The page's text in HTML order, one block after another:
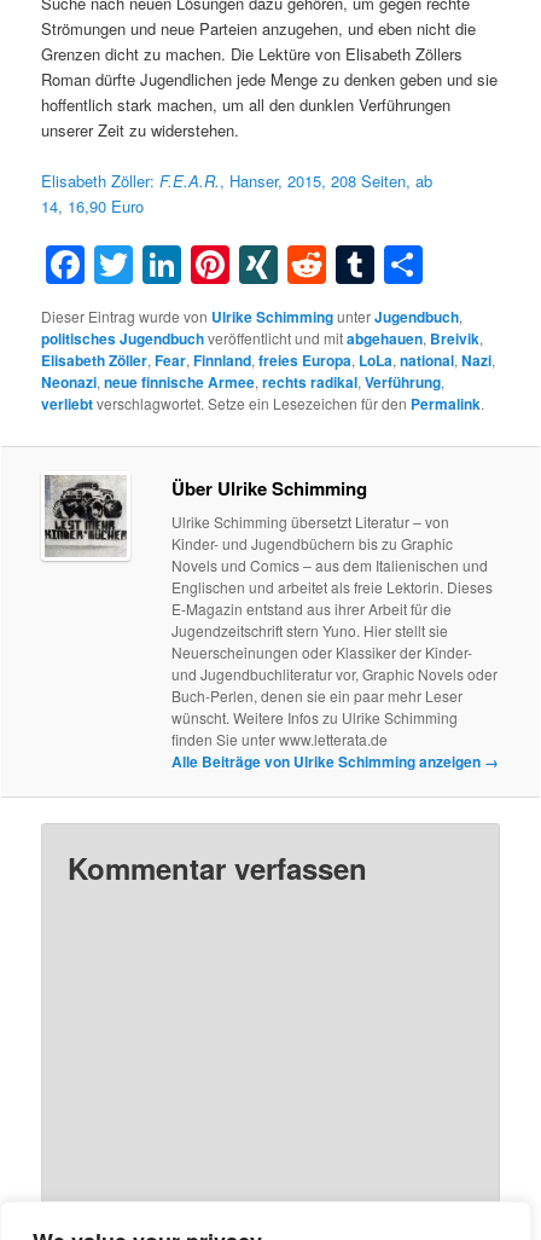
Strömungen und neue Parteien anzugehen, und eben nicht die
Grenzen dicht zu machen. Die Lektüre von Elisabeth Zöllers
Roman dürfte Jugendlichen jede Menge zu denken geben und sie
hoffentlich stark machen, um all den dunklen Verführungen
unserer Zeit zu widerstehen.
Elisabeth Zöller:F.E.A.R., Hanser, 2015,208 Seiten, ab
14, 16,90 Euro
Facebook
Twitter
LinkedIn
Pinterest
XINGRedditTumblr
Dieser Eintrag wurde von Ulrike SchimmingunterJugendbuch,
politisches Jugendbuchveröffentlicht und mitabgehauen, Breivik,
Elisabeth Zöller,Fear,Finnland,freies Europa, LoLa,national,Nazi,
Neonazi,neue finnische Armee,rechts radikal,Verführung,
verliebtverschlagwortet. Setze ein Lesezeichen für den Permalink.
Über Ulrike Schimming
Ulrike Schimming übersetzt Literatur – von
Kinder- und Jugendbüchern bis zu Graphic
Novels und Comics – aus dem Italienischen und
Englischen und arbeitet als freie Lektorin. Dieses
E-Magazin entstand aus ihrer Arbeit für die
Jugendzeitschrift stern Yuno. Hier stellt sie
Neuerscheinungen oder Klassiker der Kinder-
und Jugendbuchliteratur vor, Graphic Novels oder
Buch-Perlen, denen sie ein paar mehr Leser
wünscht. Weitere Infos zu Ulrike Schimming
finden Sie unter www.letterata.de
Alle Beiträge von Ulrike Schimming anzeigen →
Kommentar verfassen